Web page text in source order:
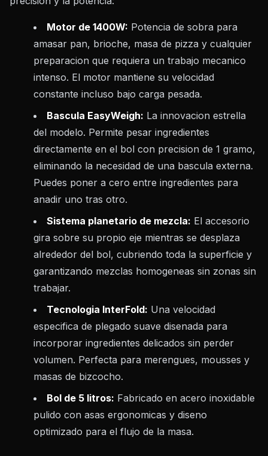
Motor de 1400W: Potencia de sobra para
amasar pan, brioche, masa de pizza y cualquier
preparacion que requiera un trabajo mecanico
intenso. El motor mantiene su velocidad
constante incluso bajo carga pesada.
Bascula EasyWeigh: La innovacion estrella
del modelo. Permite pesar ingredientes
directamente en el bol con precision de 1 gramo,
eliminando la necesidad de una bascula externa.
Puedes poner a cero entre ingredientes para
anadir uno tras otro.
Sistema planetario de mezcla: El accesorio
gira sobre su propio eje mientras se desplaza
alrededor del bol, cubriendo toda la superficie y
garantizando mezclas homogeneas sin zonas sin
trabajar.
Tecnologia InterFold: Una velocidad
especifica de plegado suave disenada para
incorporar ingredientes delicados sin perder
volumen. Perfecta para merengues, mousses y
masas de bizcocho.
Bol de 5 litros: Fabricado en acero inoxidable
pulido con asas ergonomicas y diseno
optimizado para el flujo de la masa.